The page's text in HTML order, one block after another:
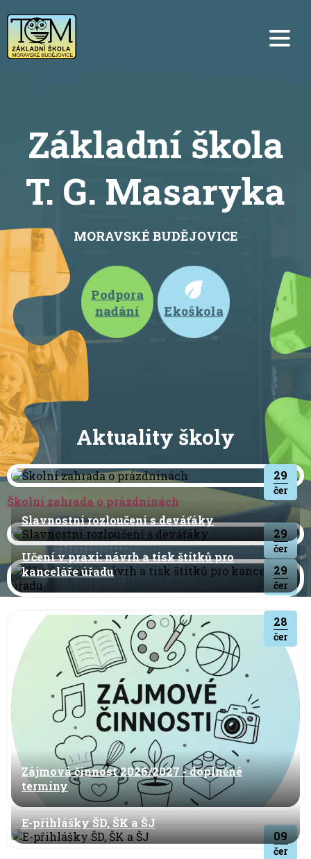
Základní škola
T. G. Masaryka
MORAVSKÉ BUDĚJOVICE
Ekoškola
Podpora
nadání
Aktuality školy
29
čer
Školní zahrada o prázdninách
29
čer
Slavnostní rozloučení s deváťáky
29
čer
Učení v praxi: návrh a tisk štítků pro
kanceláře úřadu
28
čer
Zájmová činnost 2026/2027 - doplněné
termíny
09
čer
E-přihlášky ŠD, ŠK a ŠJ